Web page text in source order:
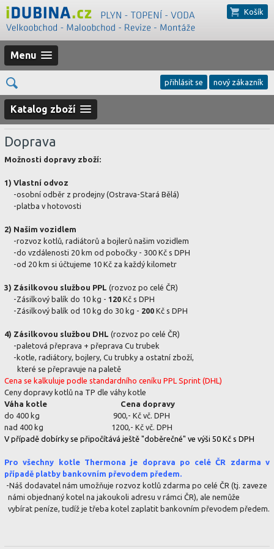
Košík
Menu
přihlásit se nový zákazník
Katalog zboží
Doprava
Možnosti dopravy zboží:
1) Vlastní odvoz
-osobní odběr z prodejny (Ostrava-Stará Bělá)
-platba v hotovosti
2) Našim vozidlem
-rozvoz kotlů, radiátorů a bojlerů našim vozidlem
-do vzdálenosti 20 km od pobočky - 300 Kč s DPH
-od 20 km si účtujeme 10 Kč za každý kilometr
3) Zásilkovou službou PPL (rozvoz po celé ČR)
-Zásilkový balík do 10 kg - 120 Kč s DPH
-Zásilkový balík od 10 kg do 30 kg - 200 Kč s DPH
4) Zásilkovou službou DHL (rozvoz po celé ČR)
-paletová přeprava + přeprava Cu trubek
-kotle, radiátory, bojlery, Cu trubky a ostatní zboží,
které se přepravuje na paletě
Cena se kalkuluje podle standardního ceníku PPL Sprint (DHL)
Ceny dopravy kotlů na TP dle váhy kotle
Váha kotle
Cena dopravy
do 400 kg 900,- Kč vč. DPH
nad 400 kg 1200,- Kč vč. DPH
V případě dobírky se připočítává ještě "doběrečné" ve výši 50 Kč s DPH
Pro všechny kotle Thermona je doprava po celé ČR zdarma v
případě platby bankovním převodem předem.
-Náš dodavatel nám umožňuje rozvoz kotlů zdarma po celé ČR (tj. zaveze
námi objednaný kotel na jakoukoli adresu v rámci ČR), ale nemůže
vybírat peníze, tudíž je třeba kotel zaplatit bankovním převodem předem.